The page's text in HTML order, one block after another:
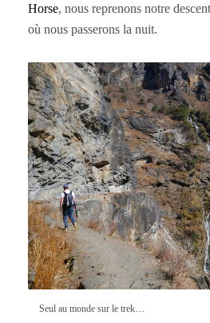
Horse, nous reprenons notre
où nous passerons la nuit.
Seul au monde sur le trek…